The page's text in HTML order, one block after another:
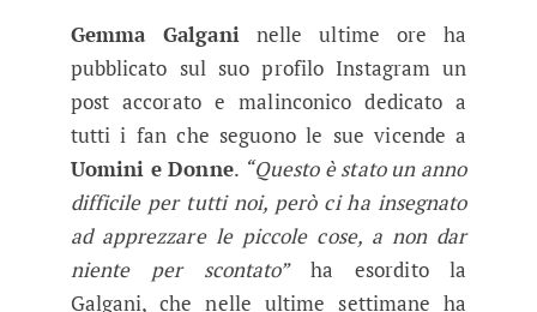
Gemma Galganinelle ultime ore ha
pubblicato sul suo profilo Instagram un
post accorato e malinconico dedicato a
tutti i fan che seguono le sue vicende a
Uomini e Donne. “Questo è stato un anno
difficile per tutti noi, però ci ha insegnato
ad apprezzare le piccole cose, a non dar
niente per scontato”ha esordito la
Galgani, che nelle ultime settimane ha